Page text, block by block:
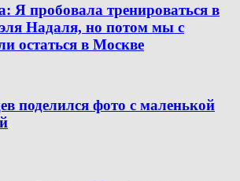
Я пробовала тренироваться в
Надаля, но потом мы с
остаться в Москве
поделился фото с маленькой